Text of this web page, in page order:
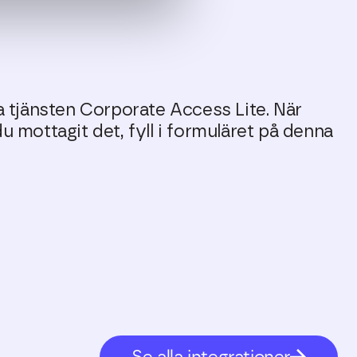
tjänsten Corporate Access Lite. När
mottagit det, fyll i formuläret på denna